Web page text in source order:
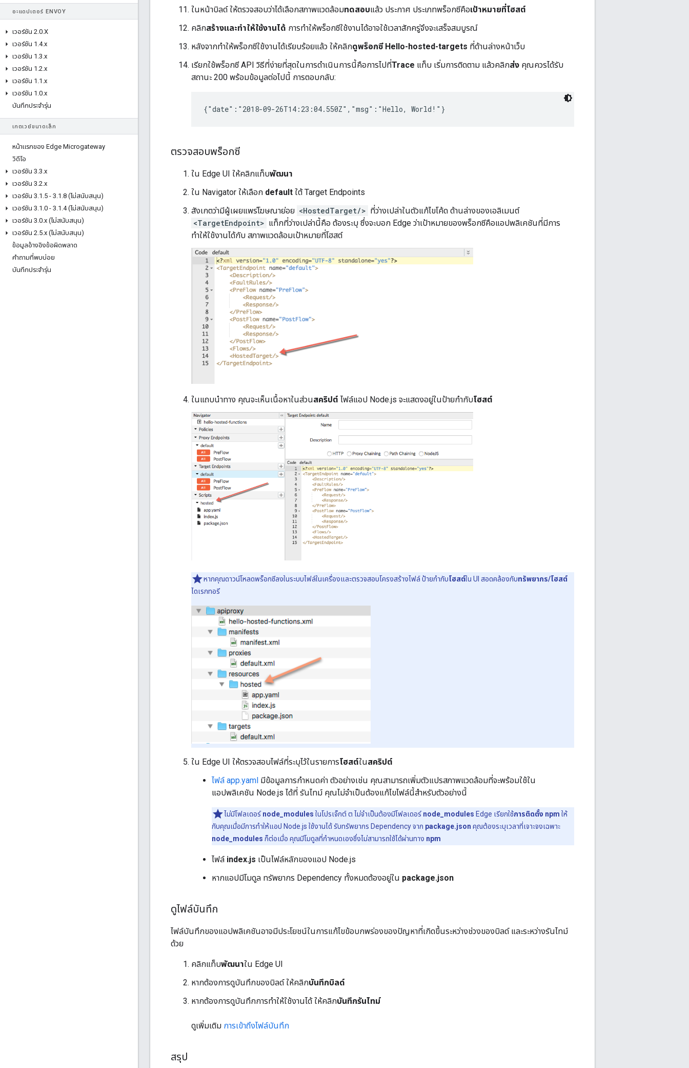
อะแดปเตอร์ ENVOY
เวอร์ชัน 2.0.X
เวอร์ชัน 1 .4.x
เวอร์ชัน 1 .3.x
เวอร์ชัน 1 .2.x
เวอร์ชัน 1 .1 .x
เวอร์ชัน 1 .0.x
บันทึกประจำรุ่น
เกตเวย์ขนาดเล็ก
หน้าแรกของ Edge Microgateway
วิดีโอ
เวอร์ชัน 3.3.x
เวอร์ชัน 3.2.x
เวอร์ชัน 3.1 .5 - 3.1 .8 (ไม่สนับสนุน)
เวอร์ชัน 3.1 .0 - 3.1 .4 (ไม่สนับสนุน)
เวอร์ชัน 3.0.x (ไม่สนับสนุน)
เวอร์ชัน 2.5.x (ไม่สนับสนุน)
ข้อมูลอ้างอิงข้อผิดพลาด
คำถามที่พบบ่อย
บันทึกประจำรุ่น
ในหน้าบิลด์ ให้ตรวจสอบว่าได้เลือกสภาพแวดล้อมทดสอบแล้ว ประกาศ ประเภทพร็อกซีคือเป้าหมายที่โฮสต์
คลิกสร้างและทำให้ใช้งานได้ การทำให้พร็อกซีใช้งานได้อาจใช้เวลาสักครู่จึงจะเสร็จสมบูรณ์
หลังจากทำให้พร็อกซีใช้งานได้เรียบร้อยแล้ว ให้คลิกดูพร็อกซี Hello-hosted-targets ที่ด้านล่างหน้าเว็บ
เรียกใช้พร็อกซี API วิธีที่ง่ายที่สุดในการดำเนินการนี้คือการไปที่Trace แท็บ เริ่มการติดตาม แล้วคลิกส่ง คุณควรได้รับ
สถานะ 200 พร้อมข้อมูลต่อไปนี้ การตอบกลับ:
{"date":"2018-09-26T14:23:04.550Z","msg":"Hello, World!"}
ตรวจสอบพร็อกซี
ใน Edge UI ให้คลิกแท็บพัฒนา
ใน Navigator ให้เลือก default ใต้ Target Endpoints
สังเกตว่ามีผู้เผยแพร่โฆษณาย่อย <HostedTarget/> ที่ว่างเปล่าในตัวแก้ไขโค้ด ด้านล่างของเอลิเมนต์
<TargetEndpoint> แท็กที่ว่างเปล่านี้คือ ต้องระบุ ซึ่งจะบอก Edge ว่าเป้าหมายของพร็อกซีคือแอปพลิเคชันที่มีการ
ทำให้ใช้งานได้กับ สภาพแวดล้อมเป้าหมายที่โฮสต์
ในแถบนำทาง คุณจะเห็นเนื้อหาในส่วนสคริปต์ ไฟล์แอป Node.js จะแสดงอยู่ในป้ายกำกับโฮสต์
หากคุณดาวน์โหลดพร็อกซีลงในระบบไฟล์ในเครื่องและตรวจสอบโครงสร้างไฟล์ ป้ายกำกับโฮสต์ใน UI สอดคล้องกับทรัพยากร/โฮสต์
ไดเรกทอรี
ใน Edge UI ให้ตรวจสอบไฟล์ที่ระบุไว้ในรายการโฮสต์ในสคริปต์
ไฟล์ app.yaml มีข้อมูลการกำหนดค่า ตัวอย่างเช่น คุณสามารถเพิ่มตัวแปรสภาพแวดล้อมที่จะพร้อมใช้ใน
แอปพลิเคชัน Node.js ได้ที่ รันไทม์ คุณไม่จำเป็นต้องแก้ไขไฟล์นี้สำหรับตัวอย่างนี้
ไม่มีโฟลเดอร์node_modules ในโปรเจ็กต์ ต ไม่จำเป็นต้องมีโฟลเดอร์node_modules Edge เรียกใช้การติดตั้ง npm ให้
กับคุณเมื่อมีการทำให้แอป Node.js ใช้งานได้ รับทรัพยากร Dependency จาก package.json คุณต้องระบุเวลาที่เจาะจงเฉพาะ
node_modules ก็ต่อเมื่อ คุณมีโมดูลที่กำหนดเองซึ่งไม่สามารถใช้ได้ผ่านทาง npm
ไฟล์ index.js เป็นไฟล์หลักของแอป Node.js
หากแอปมีโมดูล ทรัพยากร Dependency ทั้งหมดต้องอยู่ใน package.json
ดูไฟล์บันทึก
ไฟล์บันทึกของแอปพลิเคชันอาจมีประโยชน์ในการแก้ไขข้อบกพร่องของปัญหาที่เกิดขึ้นระหว่างช่วงของบิลด์ และระหว่างรันไทม์
ด้วย
คลิกแท็บพัฒนาใน Edge UI
หากต้องการดูบันทึกของบิลด์ ให้คลิกบันทึกบิลด์
หากต้องการดูบันทึกการทำให้ใช้งานได้ ให้คลิกบันทึกรันไทม์
ดูเพิ่มเติม การเข้าถึงไฟล์บันทึก
สรุป